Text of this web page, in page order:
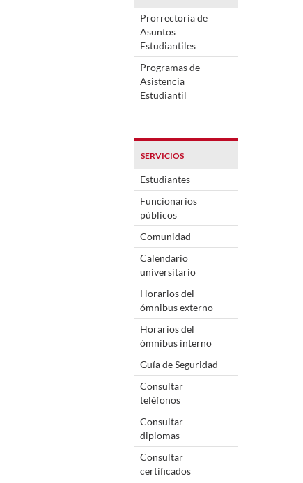
Prorrectoría de
Asuntos
Estudiantiles
Programas de
Asistencia
Estudiantil
SERVICIOS
Estudiantes
Funcionarios
públicos
Comunidad
Calendario
universitario
Horarios del
ómnibus externo
Horarios del
ómnibus interno
Guía de Seguridad
Consultar
teléfonos
Consultar
diplomas
Consultar
certificados